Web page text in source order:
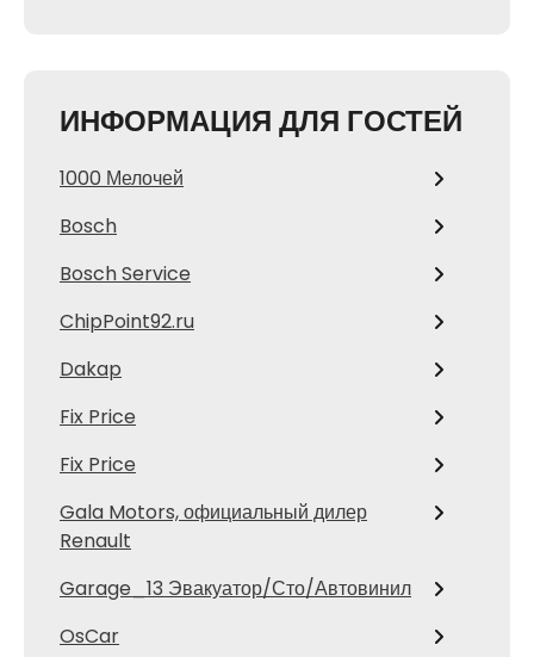
ИНФОРМАЦИЯ ДЛЯ ГОСТЕЙ
1000 Мелочей
Bosch
Bosch Service
ChipPoint92.ru
Dakap
Fix Price
Fix Price
Gala Motors, официальный дилер
Renault
Garage_13 Эвакуатор/Сто/Автовинил
OsCar